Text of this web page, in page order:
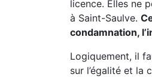
licence. Elles ne
à Saint-Saulve.
condamnation,
Logiquement, il
sur l’égalité et la